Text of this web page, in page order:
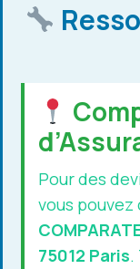
Pour des
vous
75012 Paris.